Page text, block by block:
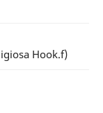
Hook.f)